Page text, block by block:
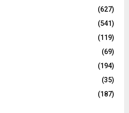
(627)
(541)
(119)
(69)
(194)
(35)
(187)